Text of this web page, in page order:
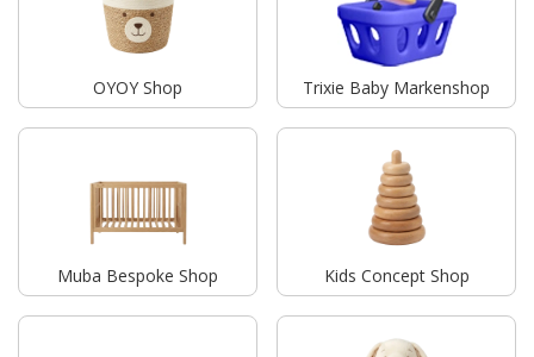
OYOY Shop Trixie Baby Markenshop
Muba Bespoke Shop Kids Concept Shop